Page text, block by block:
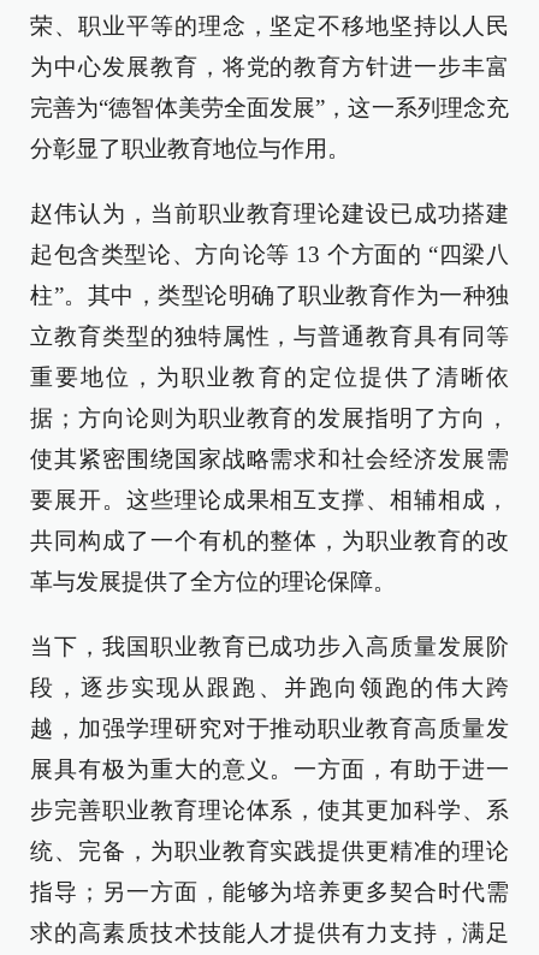
荣、职业平等的理念，坚定不移地坚持以人民
为中心发展教育，将党的教育方针进一步丰富
完善为“德智体美劳全面发展”，这一系列理念充
分彰显了职业教育地位与作用。
赵伟认为，当前职业教育理论建设已成功搭建
起包含类型论、方向论等 13 个方面的 “四梁八
柱”。其中，类型论明确了职业教育作为一种独
立教育类型的独特属性，与普通教育具有同等
重要地位，为职业教育的定位提供了清晰依
据；方向论则为职业教育的发展指明了方向，
使其紧密围绕国家战略需求和社会经济发展需
要展开。这些理论成果相互支撑、相辅相成，
共同构成了一个有机的整体，为职业教育的改
革与发展提供了全方位的理论保障。
当下，我国职业教育已成功步入高质量发展阶
段，逐步实现从跟跑、并跑向领跑的伟大跨
越，加强学理研究对于推动职业教育高质量发
展具有极为重大的意义。一方面，有助于进一
步完善职业教育理论体系，使其更加科学、系
统、完备，为职业教育实践提供更精准的理论
指导；另一方面，能够为培养更多契合时代需
求的高素质技术技能人才提供有力支持，满足